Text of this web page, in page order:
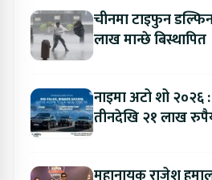
चीनमा टाइफुन
लाख मान्छे बिस्थापित
नाइमा अटो शो २०२६
तीनदेखि २१ लाख